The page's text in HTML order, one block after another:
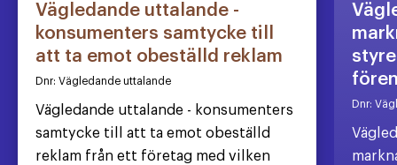
Vägledande uttalande -
konsumenters samtycke till
att ta emot obeställd reklam
Dnr: Vägledande uttalande
Vägledande uttalande - konsumenters
samtycke till att ta emot obeställd
reklam från ett företag med vilken
Dnr: